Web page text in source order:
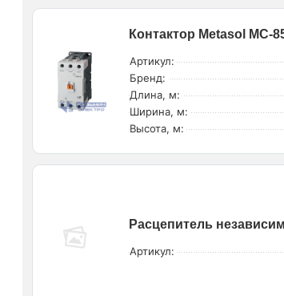
Контактор Metasol MC-
Артикул:
Бренд:
Длина, м:
Ширина, м:
Высота, м:
Расцепитель
Артикул: